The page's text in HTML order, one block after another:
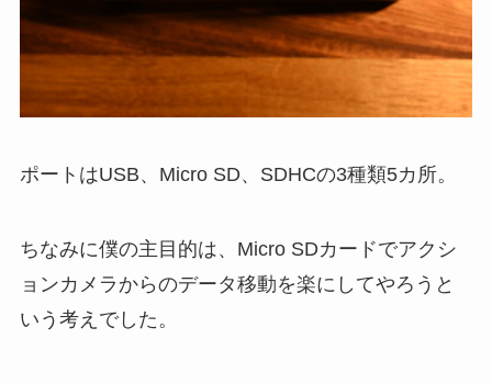
ポートはUSB、Micro SD、SDHCの3種類5カ所。
ちなみに僕の主目的は、Micro SDカードでアクシ
ョンカメラからのデータ移動を楽にしてやろうと
いう考えでした。